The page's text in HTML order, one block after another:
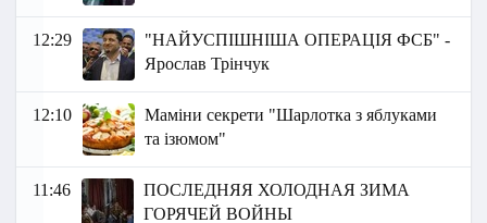
12:29
"НАЙУСПІШНІША ОПЕРАЦІЯ ФСБ" -
Ярослав Трінчук
12:10
Маміни секрети "Шарлотка з яблуками
та ізюмом"
11:46
ПОСЛЕДНЯЯ ХОЛОДНАЯ ЗИМА
ГОРЯЧЕЙ ВОЙНЫ